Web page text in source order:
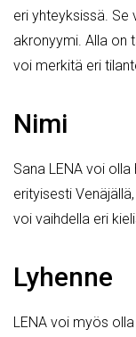
eri yhteyksissä. Se
akronyymi. Alla on
voi merkitä eri
Nimi
Sana LENA voi
erityisesti
voi vaihdella eri
Lyhenne
LENA voi myös